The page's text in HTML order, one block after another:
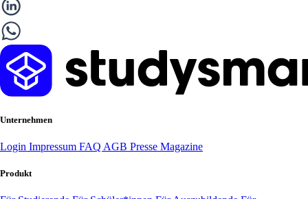
Unternehmen
Login Impressum FAQ AGB Presse Magazine
Produkt